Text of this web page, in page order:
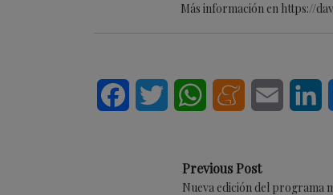
Más información en https://
FacebookTwitter WhatsAppMeneameEmail
Previous Post
Nueva edición del programa